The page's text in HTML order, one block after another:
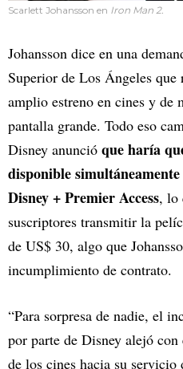
Scarlett Johansson en Iron Man 2.
Johansson dice en una
Superior de Los Ángeles
amplio estreno en cines y de
pantalla grande. Todo eso
Disney anunció que haría
disponible
Disney + Premier Access, lo
suscriptores transmitir la
de US$ 30, algo que
incumplimiento de contrato.
“Para sorpresa de nadie, el
por parte de Disney alejó
de los cines hacia su